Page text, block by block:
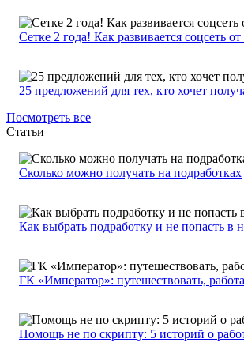
Сетке 2 года! Как развивается соцсеть
25 предложений для тех, кто хочет
Посмотреть все
Статьи
Сколько можно получать на подработках
Как выбрать подработку и не попасть в
ГК «Император»: путешествовать,
Помощь не по скрипту: 5 историй о